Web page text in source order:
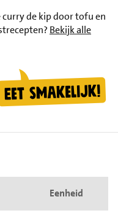
de kip door tofu en
Bekijk alle
Eenheid